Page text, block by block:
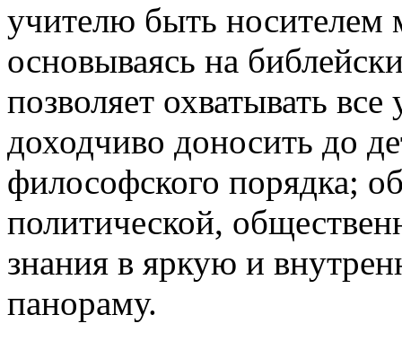
учителю быть носителем
основываясь на
позволяет охватывать
доходчиво доносить до
философского порядка;
политической,
знания в яркую и
панораму.